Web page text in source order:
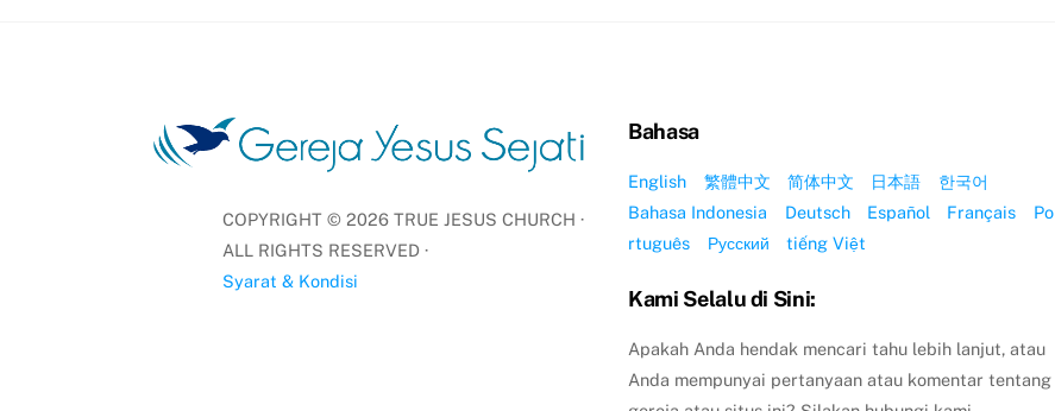
COPYRIGHT © 2026TRUE JESUS CHURCH ·
ALL RIGHTS RESERVED ·
Syarat & Kondisi
Bahasa
English 繁體中文 简体中文 日本語
한국어
Bahasa Indonesia
Deutsch Español Français
Po
rtuguês
Русский tiếng Việt
Kami Selalu di Sini:
Apakah Anda hendak mencari tahu lebih lanjut, atau
Anda mempunyai pertanyaan atau komentar tentang